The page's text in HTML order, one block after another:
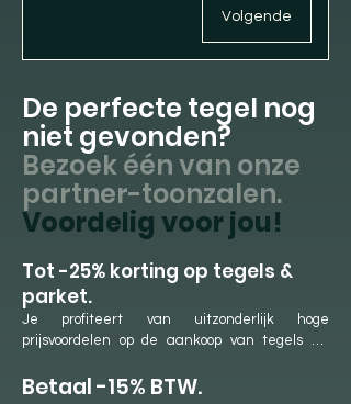
Volgende
De perfecte tegel nog
niet gevonden?
Bezoek één van onze
partner-toonzalen.
Voordelig voor jou!
​Tot -25% korting op tegels &
parket.
Je profiteert van uitzonderlijk hoge
prijsvoordelen op de aankoop van tegels en
samenwerkingen met onze partner-
Betaal -15% BTW.